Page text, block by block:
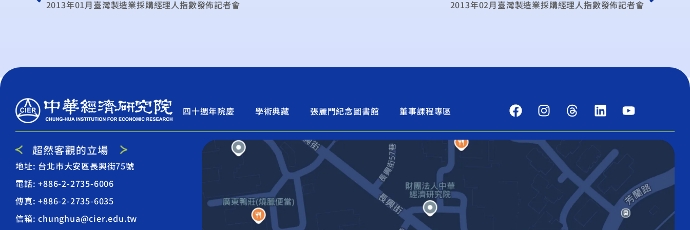
2013年01月臺灣製造業採購經理人指數發佈記者會 2013年02月臺灣製造業採購經理人指數發佈記者會
四十週年院慶 學術典藏 張麗門紀念圖書館 董事課程專區
地址: 台北市大安區長興街75號
電話: +886-2-2735-6006
傳真: +886-2-2735-6035
信箱: chunghua@cier.edu.tw